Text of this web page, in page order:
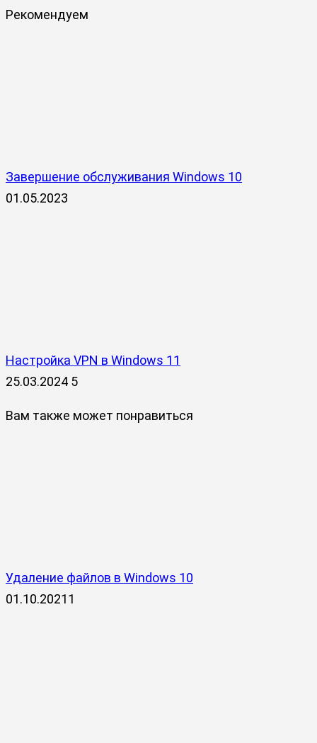
Рекомендуем
Завершение обслуживания Windows 10
01.05.2023
Настройка VPN в Windows 11
25.03.2024 5
Вам также может понравиться
Удаление файлов в Windows 10
01.10.20211